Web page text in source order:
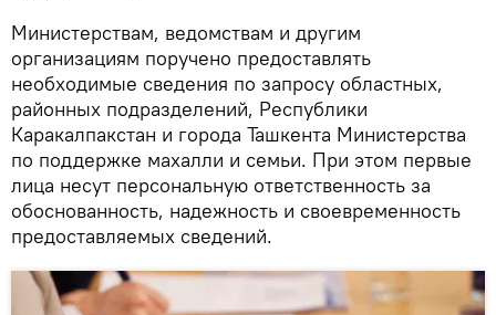
Министерствам, ведомствам и другим
организациям поручено предоставлять
необходимые сведения по запросу областных,
районных подразделений, Республики
Каракалпакстан и города Ташкента Министерства
по поддержке махалли и семьи. При этом первые
лица несут персональную ответственность за
обоснованность, надежность и своевременность
предоставляемых сведений.